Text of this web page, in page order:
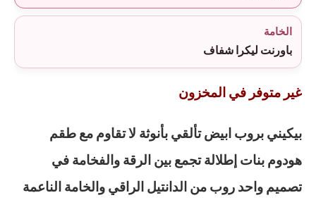
الخامة
باورنت ليكرا شفاف
غير متوفر في المخزون
بيكيني بروب ابيض تألقي بأنوثة لا تقاوم مع طقم
هودوم بنات إطلالة تجمع بين الرقة والفخامة في
تصميم واحد روب من الدانتيل الراقي والخامة الناعمة